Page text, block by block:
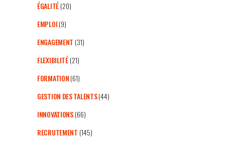
ÉGALITÉ(20)
EMPLOI(9)
ENGAGEMENT(31)
FLEXIBILITÉ(21)
FORMATION(61)
GESTION DES TALENTS(44)
INNOVATIONS(66)
RECRUTEMENT(145)